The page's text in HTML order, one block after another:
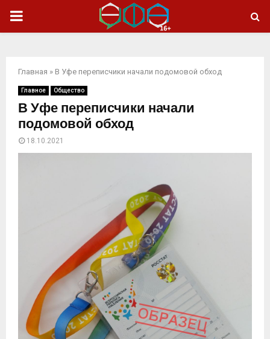
ОСНОВНОЕ
Главная » В Уфе переписчики начали подомовой обход
Главное Общество
В Уфе переписчики начали
подомовой обход
18.10.2021